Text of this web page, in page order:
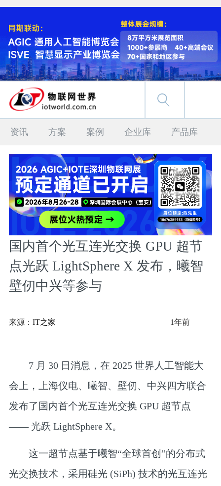
资讯 方案 案例 企业库 产品库
国内首个光互连光交换 GPU 超节
点光跃 LightSphere X 发布，曦智
壁仞中兴等参与
来源： IT之家 1年前
7 月 30 日消息，在 2025 世界人工智能大
会上，上海仪电、曦智、壁仞、中兴四方联合
发布了 国内首个光互连光交换 GPU 超节点
—— 光跃 LightSphere X。
这一超节点基于曦智“全球首创”的分布式
光交换技术，采用硅光 (SiPh) 技术的光互连光